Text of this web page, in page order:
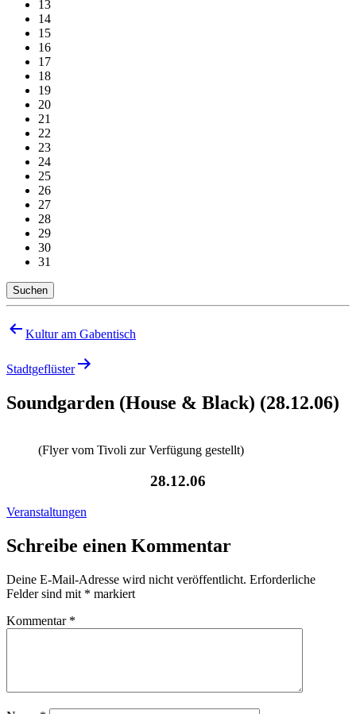
13
14
15
16
17
18
19
20
21
22
23
24
25
26
27
28
29
30
31
Suchen
Beitragsnavigation
Kultur am Gabentisch
Stadtgeflüster
Soundgarden (House & Black) (28.12.06)
(Flyer vom Tivoli zur Verfügung gestellt)
28.12.06
Veranstaltungen
Schreibe einen Kommentar
Deine E-Mail-Adresse wird nicht veröffentlicht. Erforderliche
Felder sind mit * markiert
Kommentar *